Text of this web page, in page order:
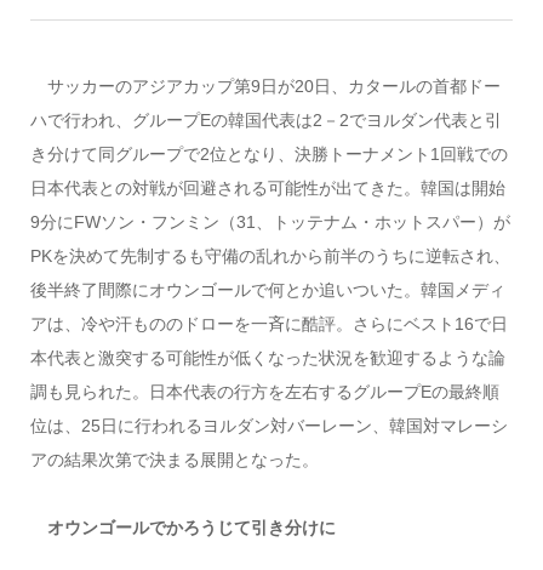
サッカーのアジアカップ第9日が20日、カタールの首都ドー
ハで行われ、グループEの韓国代表は2－2でヨルダン代表と引
き分けて同グループで2位となり、決勝トーナメント1回戦での
日本代表との対戦が回避される可能性が出てきた。韓国は開始
9分にFWソン・フンミン（31、トッテナム・ホットスパー）が
PKを決めて先制するも守備の乱れから前半のうちに逆転され、
後半終了間際にオウンゴールで何とか追いついた。韓国メディ
アは、冷や汗もののドローを一斉に酷評。さらにベスト16で日
本代表と激突する可能性が低くなった状況を歓迎するような論
調も見られた。日本代表の行方を左右するグループEの最終順
位は、25日に行われるヨルダン対バーレーン、韓国対マレーシ
アの結果次第で決まる展開となった。
オウンゴールでかろうじて引き分けに